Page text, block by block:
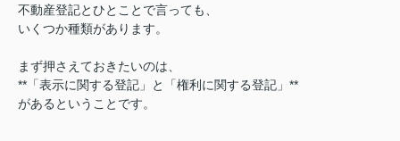
不動産登記とひとことで言っても、
いくつか種類があります。
まず押さえておきたいのは、
**「表示に関する登記」と「権利に関する登記」**
があるということです。